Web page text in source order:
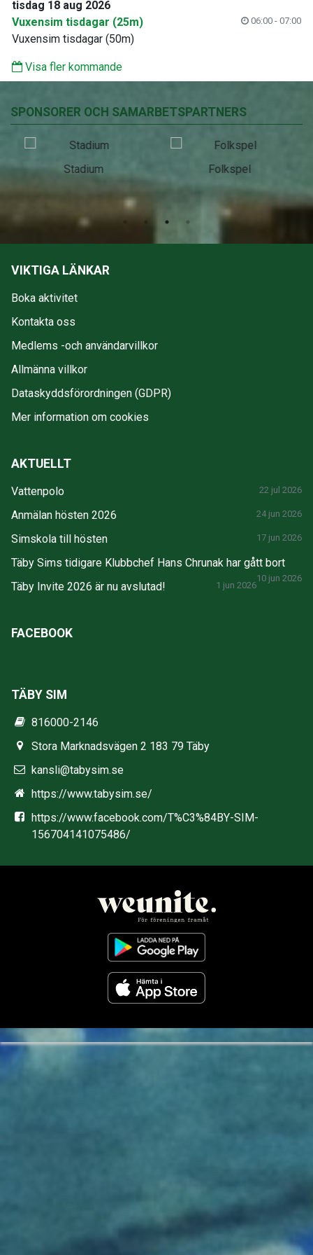
tisdag 18 aug 2026
Vuxensim tisdagar (25m)
06:00 - 07:00
Vuxensim tisdagar (50m)
Visa fler kommande
SPONSORER OCH SAMARBETSPARTNERS
Stadium Folkspel
VIKTIGA LÄNKAR
Boka aktivitet
Kontakta oss
Medlems -och användarvillkor
Allmänna villkor
Dataskyddsförordningen (GDPR)
Mer information om cookies
AKTUELLT
Vattenpolo 22 jul 2026
Anmälan hösten 2026 24 jun 2026
Simskola till hösten 17 jun 2026
Täby Sims tidigare Klubbchef Hans Chrunak har gått bort
10 jun 2026
Täby Invite 2026 är nu avslutad! 1 jun 2026
FACEBOOK
TÄBY SIM
816000-2146
Stora Marknadsvägen 2 183 79 Täby
kansli@tabysim.se
https://www.tabysim.se/
https://www.facebook.com/T%C3%84BY-SIM-
156704141075486/